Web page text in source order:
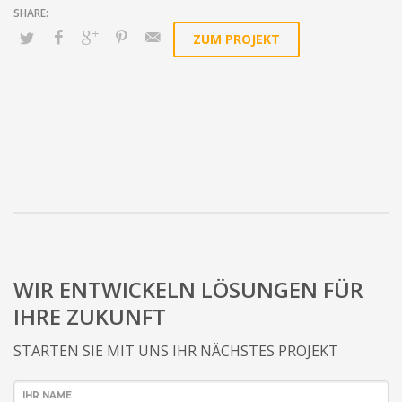
ZUM PROJEKT
WIR ENTWICKELN LÖSUNGEN FÜR
IHRE ZUKUNFT
STARTEN SIE MIT UNS IHR NÄCHSTES PROJEKT
IHR NAME